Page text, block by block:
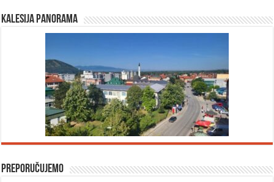
Kalesija panorama
Preporučujemo